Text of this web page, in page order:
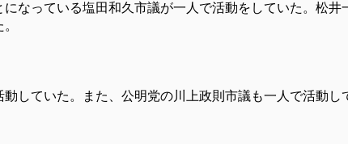
なっている塩田和久市議が一人で活動をしていた。松
していた。また、公明党の川上政則市議も一人で活動し